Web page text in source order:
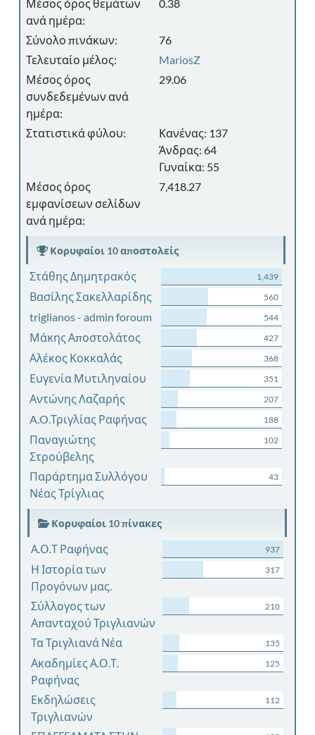
Μέσος όρος θεμάτων
ανά ημέρα:
0.38
Σύνολο πινάκων:
76
Τελευταίο μέλος:
MariosZ
Μέσος όρος
συνδεδεμένων ανά
ημέρα:
29.06
Στατιστικά φύλου:
Κανένας: 137
Άνδρας: 64
Γυναίκα: 55
Μέσος όρος
εμφανίσεων σελίδων
ανά ημέρα:
7,418.27
Κορυφαίοι 10 αποστολείς
Στάθης Δημητρακός 1,439
Βασίλης Σακελλαρίδης 560
triglianos - admin foroum 544
Μάκης Αποστολάτος 427
Αλέκος Κοκκαλάς 368
Ευγενία Μυτιληναίου 351
Αντώνης Λαζαρής 207
A.O.Τριγλίας Ραφήνας 188
Παναγιώτης
Στρούβελης
102
Παράρτημα Συλλόγου
Νέας Τρίγλιας
43
Κορυφαίοι 10 πίνακες
Α.Ο.Τ Ραφήνας 937
Η Ιστορία των
Προγόνων μας.
317
Σύλλογος των
Απανταχού Τριγλιανών
210
Τα Τριγλιανά Νέα 135
Ακαδημίες Α.Ο.Τ.
Ραφήνας
125
Εκδηλώσεις
Τριγλιανών
112